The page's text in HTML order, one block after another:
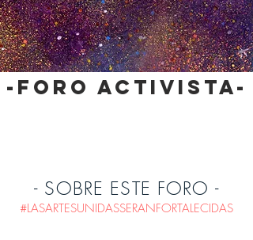
-foro activista-
- SOBRE ESTE FORO -
#LASARTESUNIDASSERANFORTALECIDAS